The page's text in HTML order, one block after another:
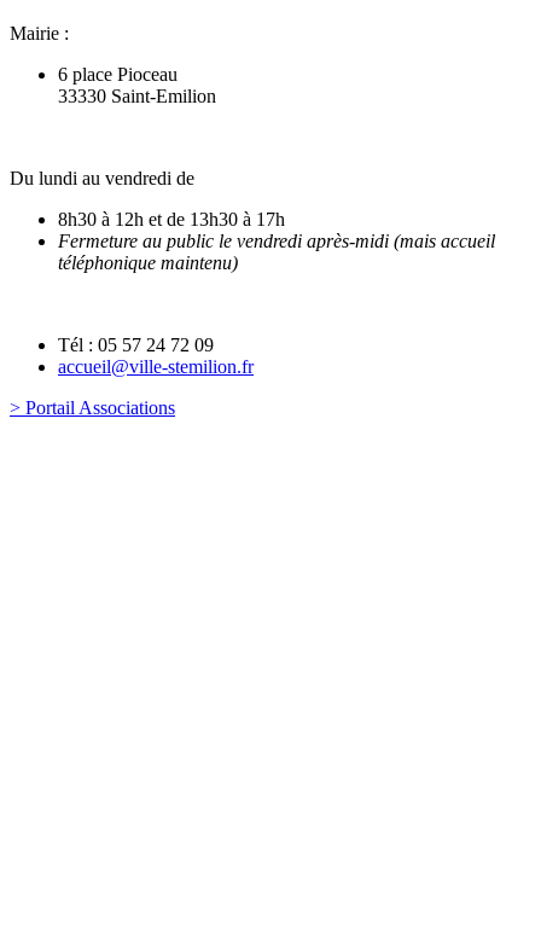
Mairie :
6 place Pioceau
33330 Saint-Emilion
Du lundi au vendredi de
8h30 à 12h et de 13h30 à 17h
Fermeture au public le vendredi après-midi (mais accueil
téléphonique maintenu)
Tél : 05 57 24 72 09
accueil@ville-stemilion.fr
> Portail Associations